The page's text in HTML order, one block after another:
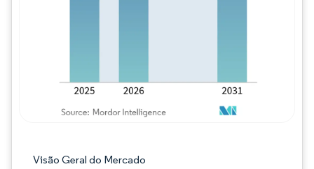
Visão Geral do Mercado